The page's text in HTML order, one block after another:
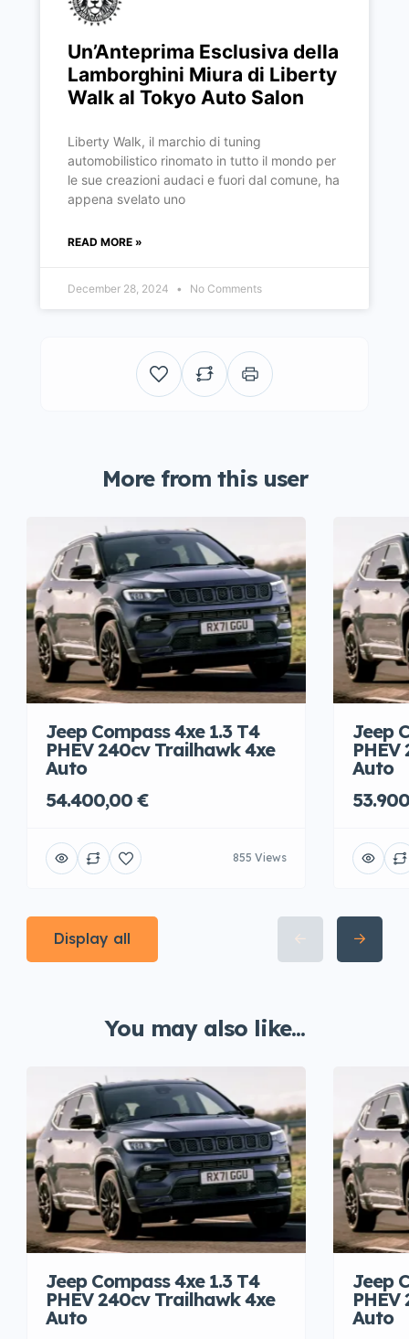
Un’Anteprima Esclusiva della
Lamborghini Miura di Liberty
Walk al Tokyo Auto Salon
Liberty Walk, il marchio di tuning
automobilistico rinomato in tutto il mondo per
le sue creazioni audaci e fuori dal comune, ha
appena svelato uno
READ MORE »
December 28, 2024 No Comments
More from this user
Jeep Compass 4xe 1.3 T4
PHEV 240cv Trailhawk 4xe
Auto
54.400,00 €
855 Views
Jeep
Auto
Display all
You may also like...
Jeep Compass 4xe 1.3 T4
PHEV 240cv Trailhawk 4xe
Auto
Jeep
Auto